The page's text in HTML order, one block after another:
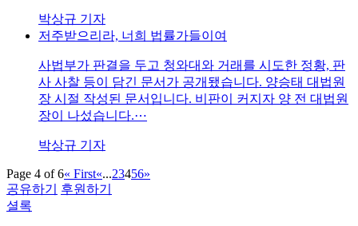
박상규 기자
저주받으리라, 너희 법률가들이여
사법부가 판결을 두고 청와대와 거래를 시도한 정황, 판
사 사찰 등이 담긴 문서가 공개됐습니다. 양승태 대법원
장 시절 작성된 문서입니다. 비판이 커지자 양 전 대법원
장이 나섰습니다.⋯
박상규 기자
Page 4 of 6« First«...23456»
공유하기
후원하기
셜록